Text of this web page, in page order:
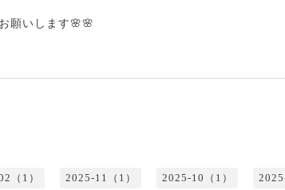
願いします🌸🌸
（1） 2025-11（1） 2025-10（1）